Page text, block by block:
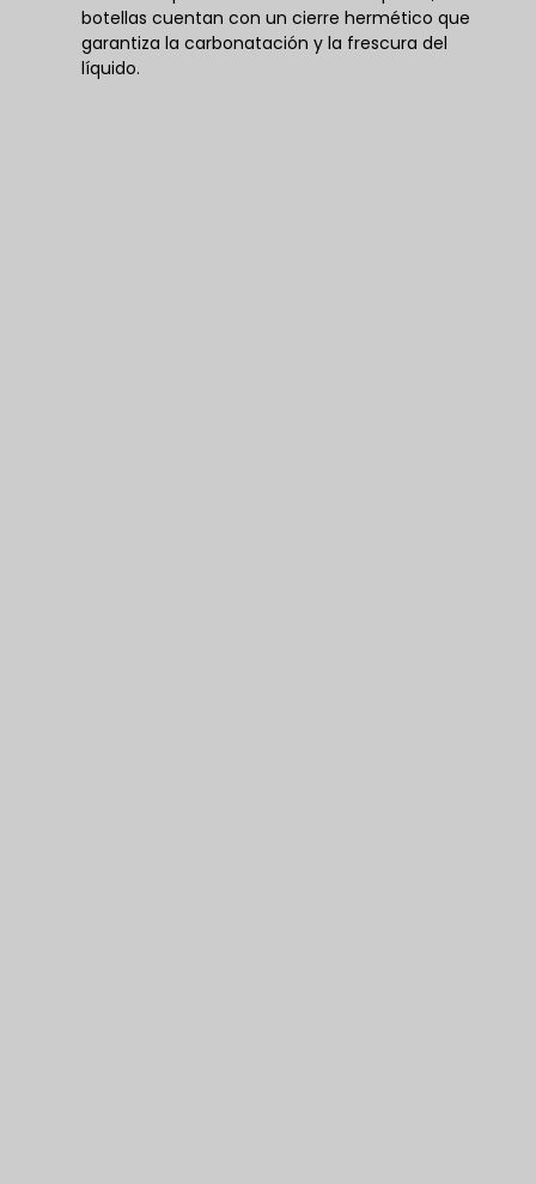
botellas cuentan con un cierre hermético que
garantiza la carbonatación y la frescura del
líquido.